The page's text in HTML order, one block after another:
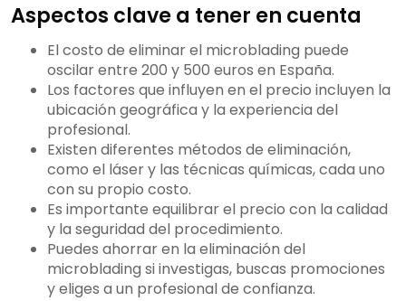
Aspectos clave a tener en cuenta
El costo de eliminar el microblading puede
oscilar entre 200 y 500 euros en España.
Los factores que influyen en el precio incluyen la
ubicación geográfica y la experiencia del
profesional.
Existen diferentes métodos de eliminación,
como el láser y las técnicas químicas, cada uno
con su propio costo.
Es importante equilibrar el precio con la calidad
y la seguridad del procedimiento.
Puedes ahorrar en la eliminación del
microblading si investigas, buscas promociones
y eliges a un profesional de confianza.